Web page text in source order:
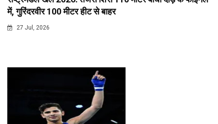
में, गुरिंदरवीर 100 मीटर हीट से बाहर
27 Jul, 2026